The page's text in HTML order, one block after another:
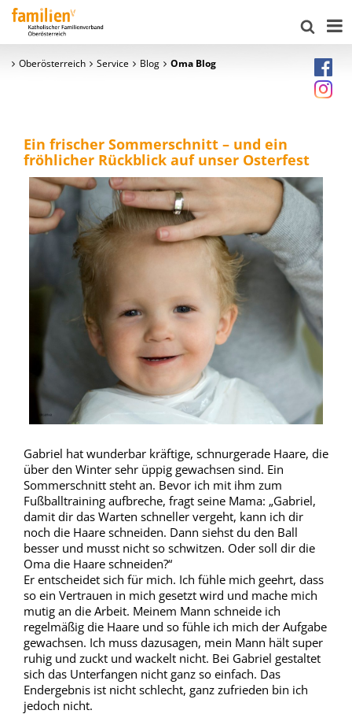
Oberösterreich Service Blog Oma Blog
Ein frischer Sommerschnitt – und ein
fröhlicher Rückblick auf unser Osterfest
Gabriel hat wunderbar kräftige, schnurgerade Haare, die
über den Winter sehr üppig gewachsen sind. Ein
Sommerschnitt steht an. Bevor ich mit ihm zum
Fußballtraining aufbreche, fragt seine Mama: „Gabriel,
damit dir das Warten schneller vergeht, kann ich dir
noch die Haare schneiden. Dann siehst du den Ball
besser und musst nicht so schwitzen. Oder soll dir die
Oma die Haare schneiden?“
Er entscheidet sich für mich. Ich fühle mich geehrt, dass
so ein Vertrauen in mich gesetzt wird und mache mich
mutig an die Arbeit. Meinem Mann schneide ich
regelmäßig die Haare und so fühle ich mich der Aufgabe
gewachsen. Ich muss dazusagen, mein Mann hält super
ruhig und zuckt und wackelt nicht. Bei Gabriel gestaltet
sich das Unterfangen nicht ganz so einfach. Das
Endergebnis ist nicht schlecht, ganz zufrieden bin ich
jedoch nicht.